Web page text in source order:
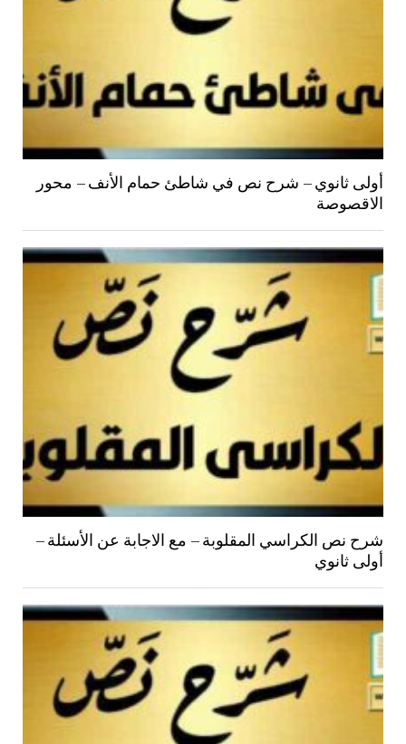
أولى ثانوي – شرح نص في شاطئ حمام الأنف – محور
الاقصوصة
شرح نص الكراسي المقلوبة – مع الاجابة عن الأسئلة –
أولى ثانوي